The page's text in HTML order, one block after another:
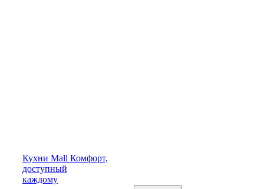
Кухни Mall Комфорт,
доступный
каждому